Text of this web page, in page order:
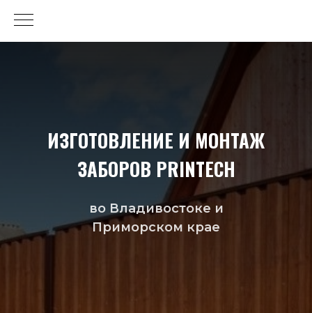
во Владивостоке и
Приморском крае
ИЗГОТОВЛЕНИЕ И МОНТАЖ
ЗАБОРОВ PRINTECH